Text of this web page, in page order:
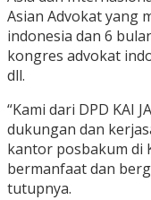
Asian Advokat yang
indonesia dan 6
kongres advokat
dll.
“Kami dari DPD KAI
dukungan dan
kantor posbakum di
bermanfaat dan
tutupnya.